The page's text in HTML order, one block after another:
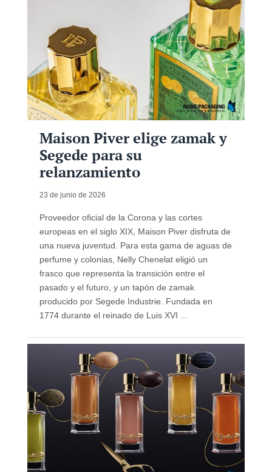
Maison Piver elige zamak y
Segede para su
relanzamiento
23 de junio de 2026
Proveedor oficial de la Corona y las cortes
europeas en el siglo XIX, Maison Piver disfruta de
una nueva juventud. Para esta gama de aguas de
perfume y colonias, Nelly Chenelat eligió un
frasco que representa la transición entre el
pasado y el futuro, y un tapón de zamak
producido por Segede Industrie. Fundada en
1774 durante el reinado de Luis XVI ...